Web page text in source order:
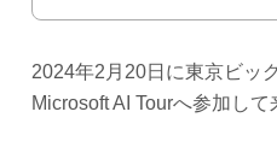
2024年2月20日に東京ビッ
Microsoft AI Tourへ参加して